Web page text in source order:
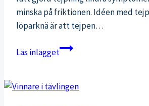
minska på friktionen. Idéen med
löparknä är att tejpen…
Läs inläggetTejpning
vid